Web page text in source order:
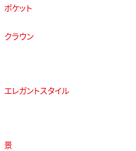
ポケット
クラウン
エレガントスタイル
景